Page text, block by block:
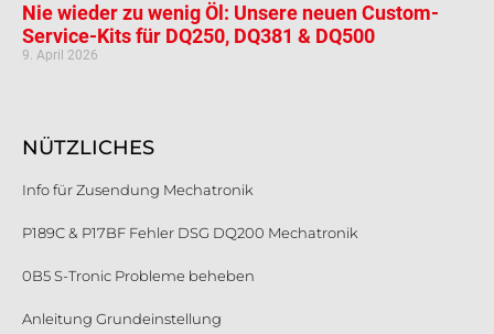
Nie wieder zu wenig Öl: Unsere neuen Custom-
Service-Kits für DQ250, DQ381 & DQ500
9. April 2026
NÜTZLICHES
Info für Zusendung Mechatronik
P189C & P17BF Fehler DSG DQ200 Mechatronik
0B5 S-Tronic Probleme beheben
Anleitung Grundeinstellung